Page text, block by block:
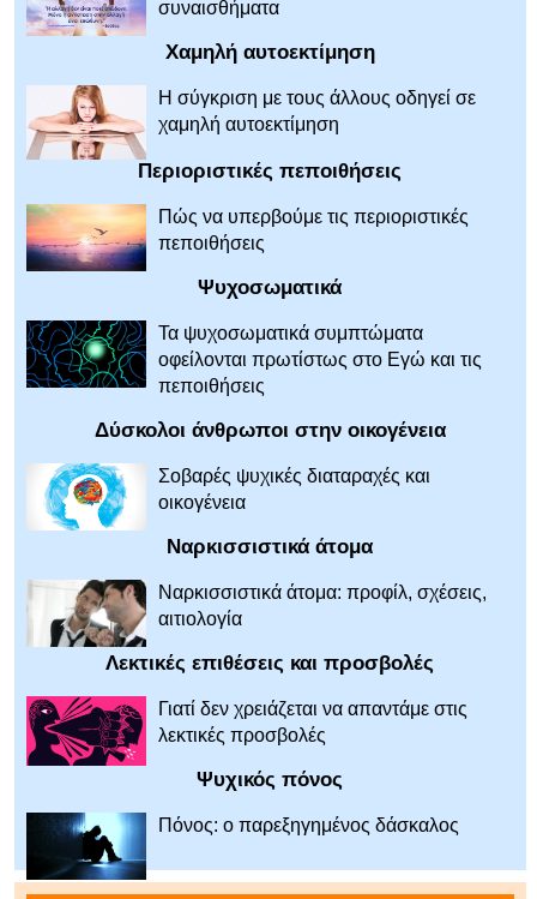
συναισθήματα
Χαμηλή αυτοεκτίμηση
Η σύγκριση με τους άλλους οδηγεί σε
χαμηλή αυτοεκτίμηση
Περιοριστικές πεποιθήσεις
Πώς να υπερβούμε τις περιοριστικές
πεποιθήσεις
Ψυχοσωματικά
Τα ψυχοσωματικά συμπτώματα
οφείλονται πρωτίστως στο Εγώ και τις
πεποιθήσεις
Δύσκολοι άνθρωποι στην οικογένεια
Σοβαρές ψυχικές διαταραχές και
οικογένεια
Ναρκισσιστικά άτομα
Ναρκισσιστικά άτομα: προφίλ, σχέσεις,
αιτιολογία
Λεκτικές επιθέσεις και προσβολές
Γιατί δεν χρειάζεται να απαντάμε στις
λεκτικές προσβολές
Ψυχικός πόνος
Πόνος: ο παρεξηγημένος δάσκαλος